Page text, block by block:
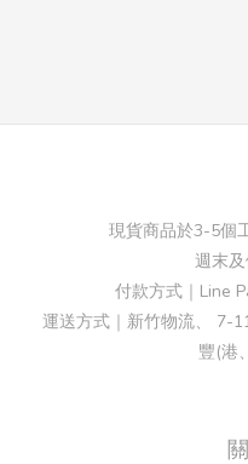
現貨商品於3-5個
週末
付款方式｜Line
運送方式｜新竹物流、 7-
豐(港